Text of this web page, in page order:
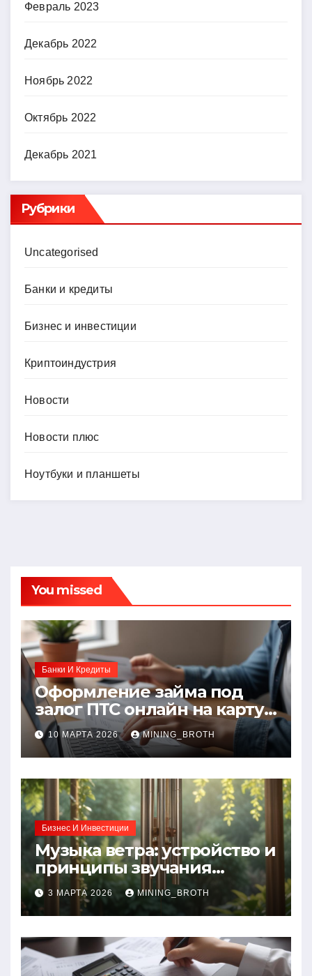
Февраль 2023
Декабрь 2022
Ноябрь 2022
Октябрь 2022
Декабрь 2021
Рубрики
Uncategorised
Банки и кредиты
Бизнес и инвестиции
Криптоиндустрия
Новости
Новости плюс
Ноутбуки и планшеты
You missed
Банки И Кредиты
Оформление займа под
залог ПТС онлайн на карту
без визита в офис: порядок,
требования и документы
10 МАРТА 2026 MINING_BROTH
Бизнес И Инвестиции
Музыка ветра: устройство и
принципы звучания
колокольчиков
3 МАРТА 2026 MINING_BROTH